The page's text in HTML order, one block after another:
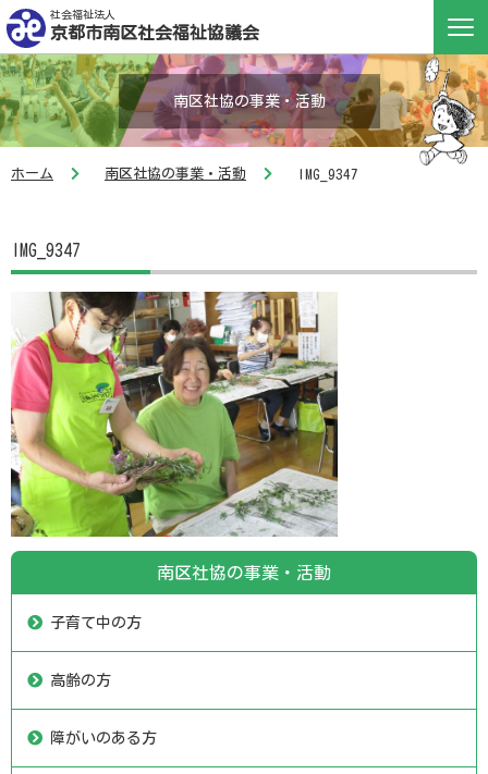
社会福祉法人
京都市南区社会福祉協議会
南区社協の事業・活動
ホーム 南区社協の事業・活動 IMG_9347
IMG_9347
南区社協の事業・活動
子育て中の方
高齢の方
障がいのある方